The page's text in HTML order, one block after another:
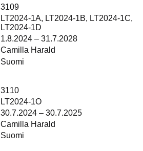
3109
LT2024-1A, LT2024-1B, LT2024-1C,
LT2024-1D
1.8.2024 – 31.7.2028
Camilla Harald
Suomi
3110
LT2024-1O
30.7.2024 – 30.7.2025
Camilla Harald
Suomi